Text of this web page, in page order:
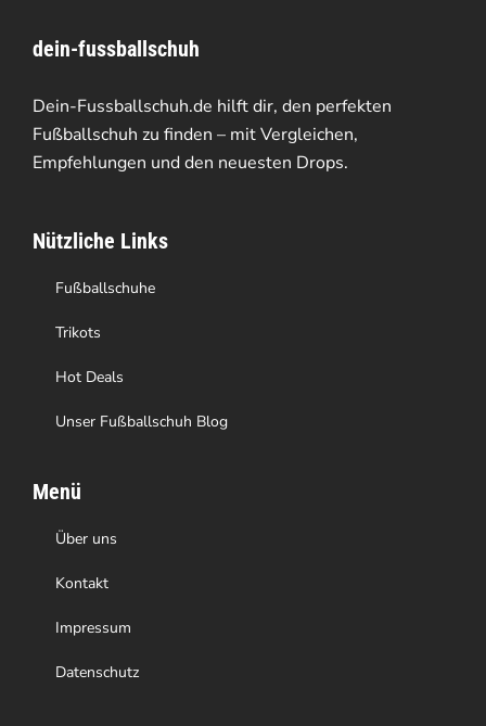
dein-fussballschuh
Dein-Fussballschuh.de hilft dir, den perfekten
Fußballschuh zu finden – mit Vergleichen,
Empfehlungen und den neuesten Drops.
Nützliche Links
Fußballschuhe
Trikots
Hot Deals
Unser Fußballschuh Blog
Menü
Über uns
Kontakt
Impressum
Datenschutz